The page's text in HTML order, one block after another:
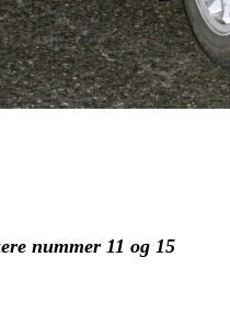
nummer 11 og 15